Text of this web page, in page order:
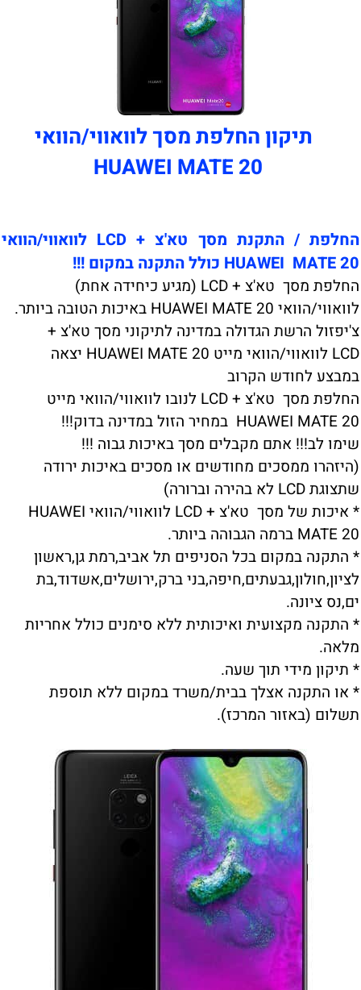
תיקון החלפת מסך לוואווי/הוואי
החלפת / התקנת מסך טא'צ + LCD לוואווי/הוואי
HUAWEI MATE 20 כולל התקנה במקום !!!
החלפת מסך טא'צ + LCD (מגיע כיחידה אחת)
לוואווי/הוואי HUAWEI MATE 20 באיכות הטובה ביותר.
צ'יפזול הרשת הגדולה במדינה לתיקוני מסך טא'צ +
LCD לוואווי/הוואי מייט HUAWEI MATE 20 יצאה
במבצע לחודש הקרוב
החלפת מסך טא'צ + LCD לנובו לוואווי/הוואי מייט
HUAWEI MATE 20 במחיר הזול במדינה בדוק!!!
שימו לב!!! אתם מקבלים מסך באיכות גבוה !!!
(היזהרו ממסכים מחודשים או מסכים באיכות ירודה
שתצוגת LCD לא בהירה וברורה)
* איכות של מסך טא'צ + LCD לוואווי/הוואי HUAWEI
MATE 20 ברמה הגבוהה ביותר.
* התקנה במקום בכל הסניפים תל אביב,רמת גן,ראשון
לציון,חולון,גבעתים,חיפה,בני ברק,ירושלים,אשדוד,בת
ים,נס ציונה.
* התקנה מקצועית ואיכותית ללא סימנים כולל אחריות
מלאה.
* תיקון מידי תוך שעה.
* או התקנה אצלך בבית/משרד במקום ללא תוספת
תשלום (באזור המרכז).